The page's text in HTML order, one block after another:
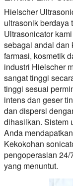
Hielscher
ultrasonik berdaya
Ultrasonicator
sebagai andal dan
farmasi, kosmetik
industri Hielscher
sangat tinggi
tinggi sesuai
intens dan geser
dan dispersi
dihasilkan. Sistem
Anda
Kekokohan
pengoperasian
yang menuntut.